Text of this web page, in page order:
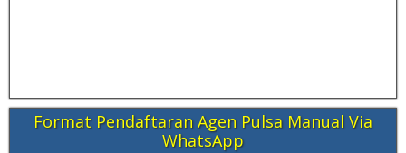
Format Pendaftaran Agen Pulsa Manual Via
WhatsApp